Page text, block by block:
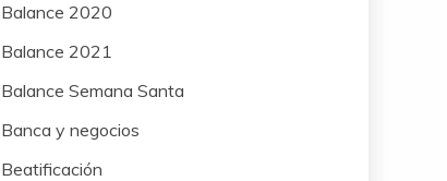
Balance 2020
Balance 2021
Balance Semana Santa
Banca y negocios
Beatificación